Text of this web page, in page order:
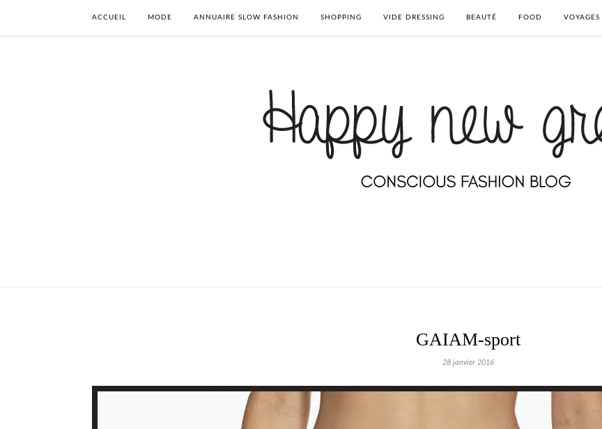
ACCUEIL MODE ANNUAIRE SLOW FASHION SHOPPING VIDE DRESSING BEAUTÉ FOOD VOYAGES
GAIAM-sport
28 janvier 2016